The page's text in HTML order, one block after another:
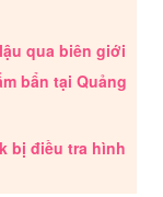
qua biên giới
bẩn tại Quảng
bị điều tra hình